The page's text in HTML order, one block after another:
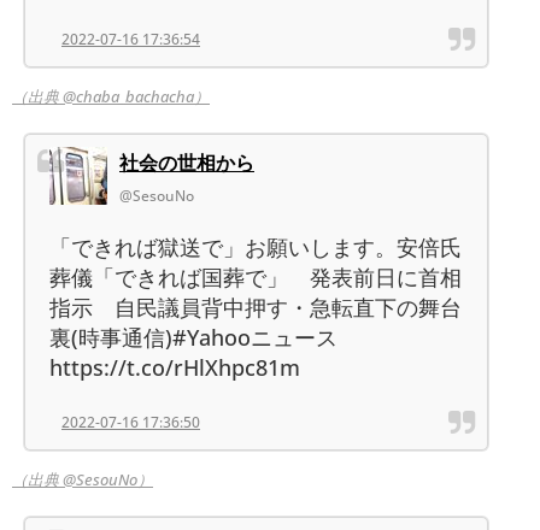
2022-07-16 17:36:54
（出典 @chaba_bachacha）
社会の世相から
@SesouNo
「できれば獄送で」お願いします。安倍氏
葬儀「できれば国葬で」 発表前日に首相
指示 自民議員背中押す・急転直下の舞台
裏(時事通信)#Yahooニュース
https://t.co/rHlXhpc81m
2022-07-16 17:36:50
（出典 @SesouNo）